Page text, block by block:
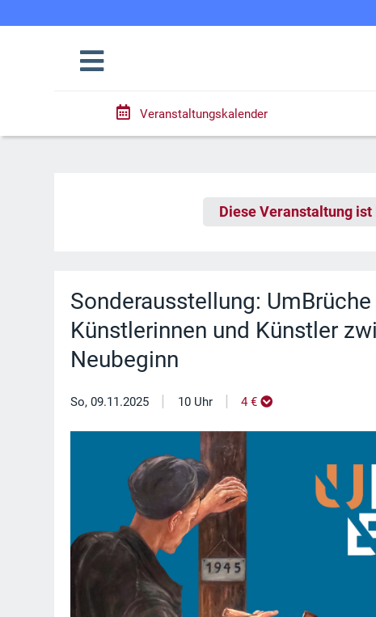
Veranstaltungskalender
Diese Veranstaltung
Sonderausstellung:
Künstlerinnen und Künstler
Neubeginn
So, 09.11.2025 | 10 Uhr | 4 €